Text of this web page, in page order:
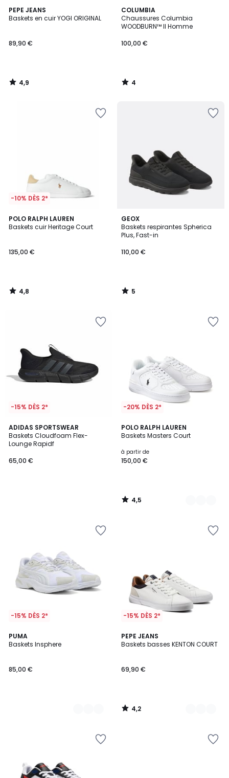
PEPE JEANS
Baskets en cuir YOGI ORIGINAL
89,90 €
4,9
/ 5
4,9
/
COLUMBIA
Chaussures Columbia
WOODBURN™ II Homme
100,00 €
4
/
5
4
/
-10% DÈS 2*
POLO RALPH LAUREN
Baskets cuir Heritage Court
135,00 €
4,8
/ 5
4,8
/
GEOX
Baskets respirantes Spherica
Plus, Fast-in
110,00 €
5
/
5
5
/
-15% DÈS 2*
ADIDAS SPORTSWEAR
Baskets Cloudfoam Flex-
Lounge Rapidf
65,00 €
-20% DÈS 2*
POLO RALPH LAUREN
Baskets Masters Court
à partir de
150,00 €
4,5
/ 5
2
Couleurs
4,5
/
-15% DÈS 2*
PUMA
Baskets Insphere
85,00 €
2
Couleurs
-15% DÈS 2*
PEPE JEANS
Baskets basses KENTON COURT
69,90 €
4,2
/ 5
2
Couleurs
4,2
/